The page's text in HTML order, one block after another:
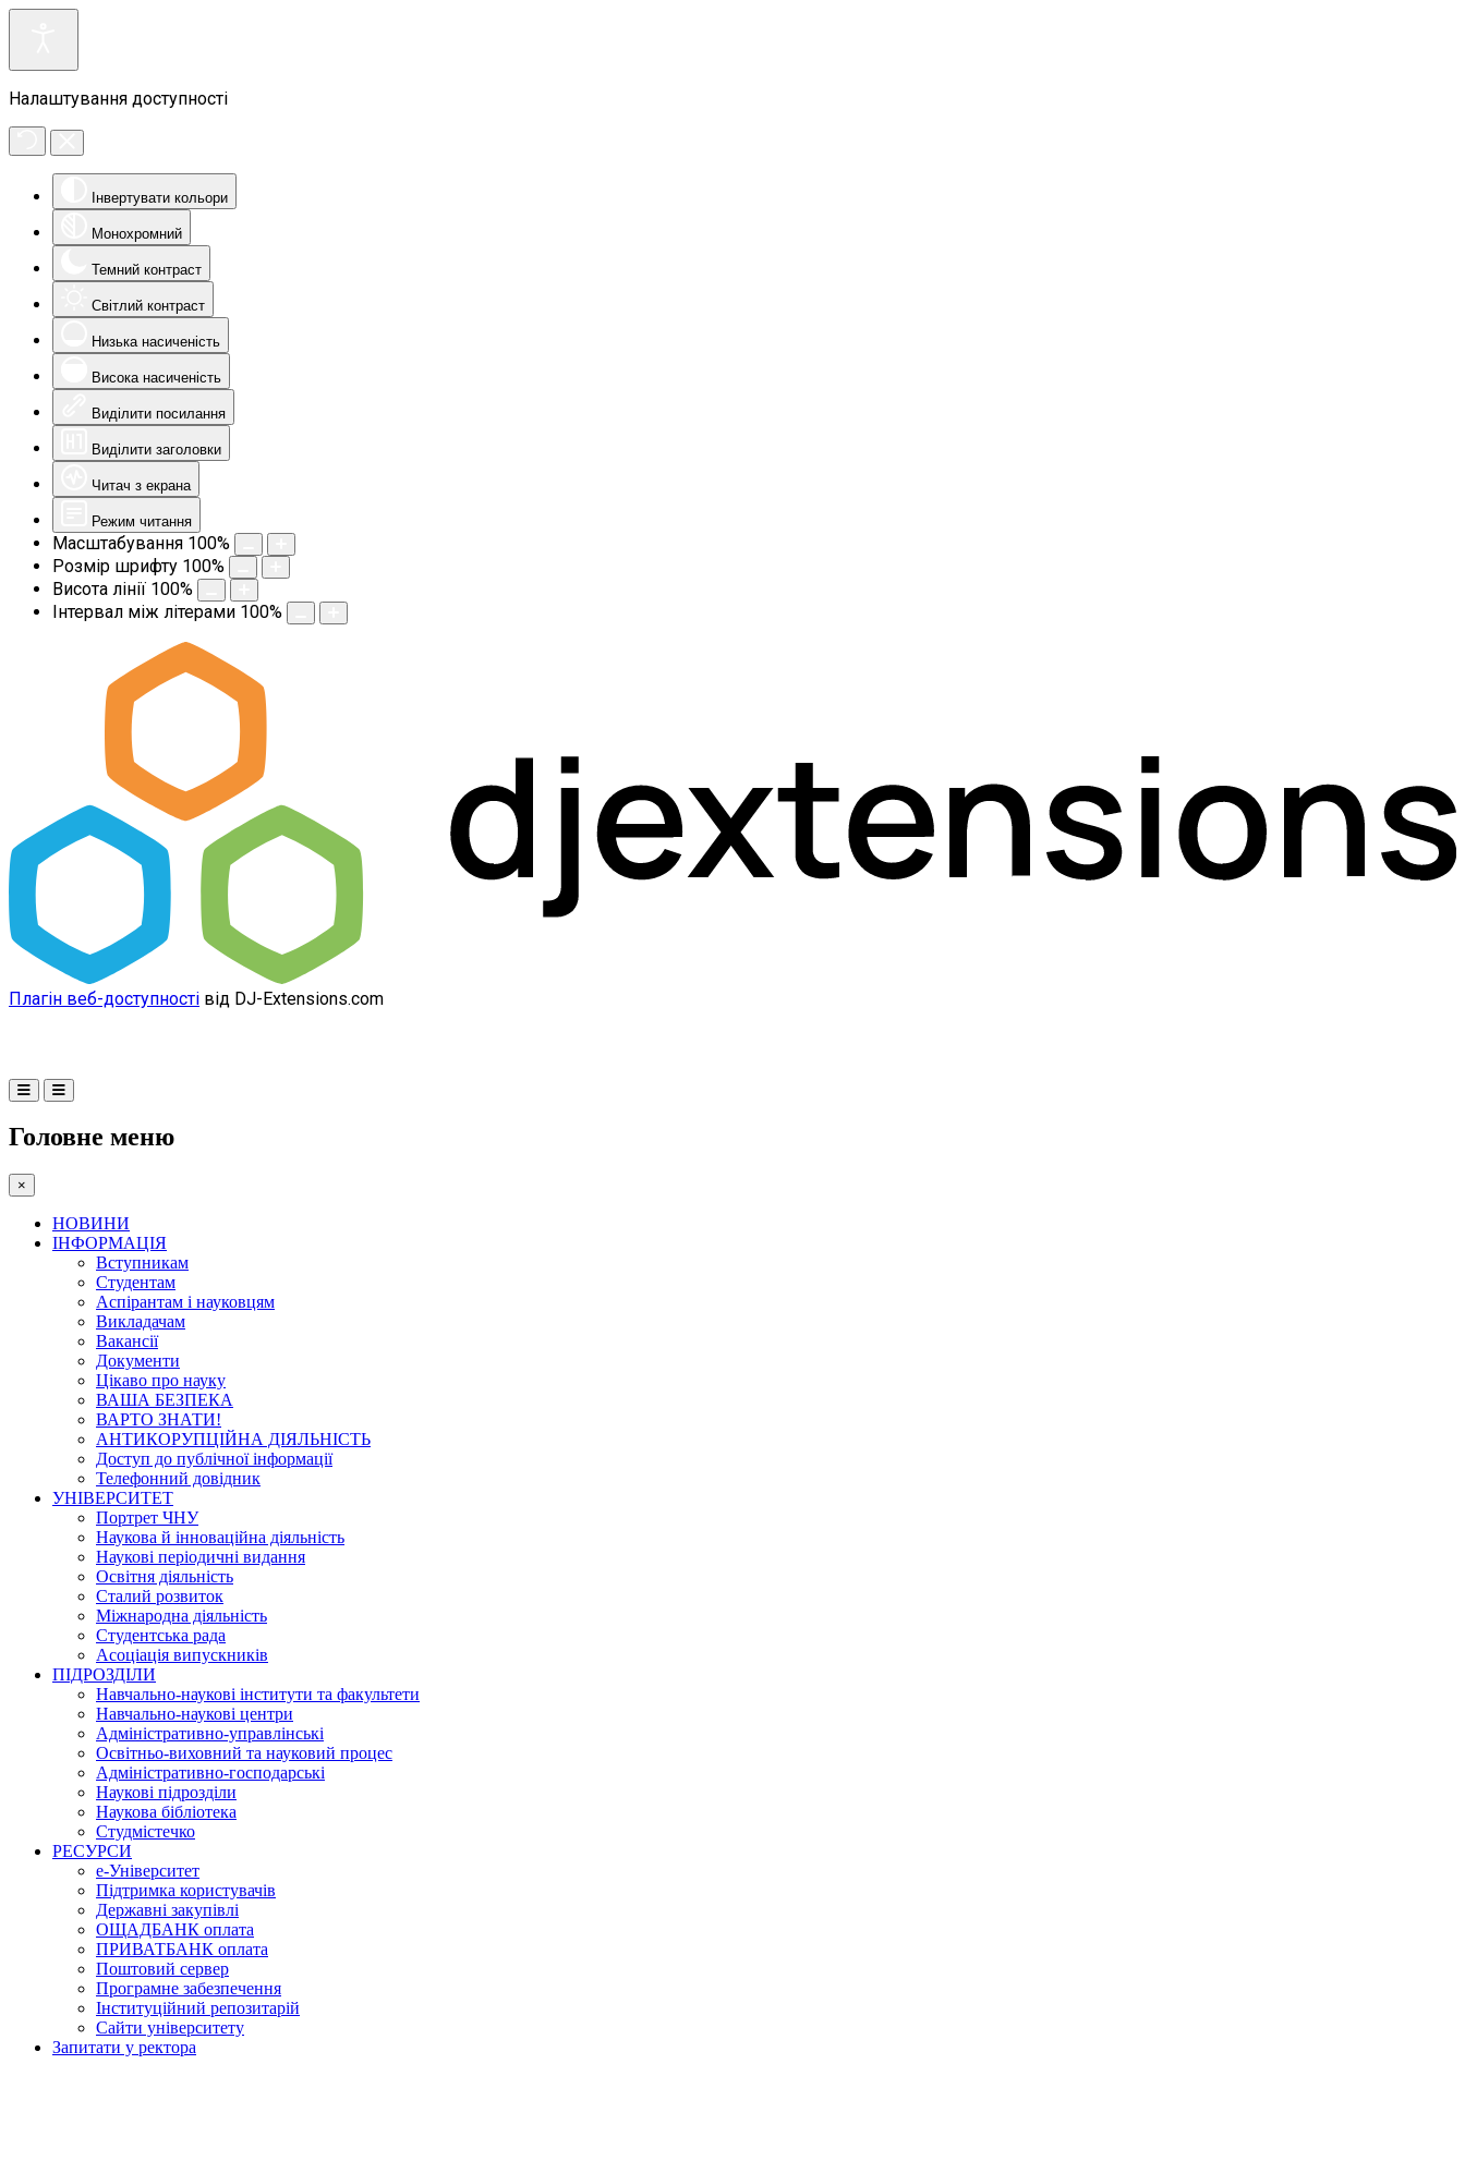
Налаштування доступності
Інвертувати кольори
Монохромний
Темний контраст
Світлий контраст
Низька насиченість
Висока насиченість
Виділити посилання
Виділити заголовки
Читач з екрана
Режим читання
Масштабування 100%
Розмір шрифту 100%
Висота лінії 100%
Інтервал між літерами 100%
Плагін веб-доступності від DJ-Extensions.com
Головне меню
×
НОВИНИ
ІНФОРМАЦІЯ
Вступникам
Студентам
Аспірантам і науковцям
Викладачам
Вакансії
Документи
Цікаво про науку
ВАША БЕЗПЕКА
ВАРТО ЗНАТИ!
АНТИКОРУПЦІЙНА ДІЯЛЬНІСТЬ
Доступ до публічної інформації
Телефонний довідник
УНІВЕРСИТЕТ
Портрет ЧНУ
Наукова й інноваційна діяльність
Наукові періодичні видання
Освітня діяльність
Сталий розвиток
Міжнародна діяльність
Студентська рада
Асоціація випускників
ПІДРОЗДІЛИ
Навчально-наукові інститути та факультети
Навчально-наукові центри
Адміністративно-управлінські
Освітньо-виховний та науковий процес
Адміністративно-господарські
Наукові підрозділи
Наукова бібліотека
Студмістечко
РЕСУРСИ
е-Університет
Підтримка користувачів
Державні закупівлі
ОЩАДБАНК оплата
ПРИВАТБАНК оплата
Поштовий сервер
Програмне забезпечення
Інституційний репозитарій
Сайти університету
Запитати у ректора